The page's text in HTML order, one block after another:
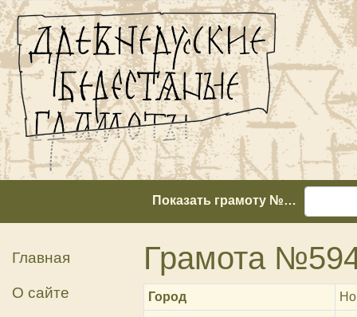
Показать грамоту №…
Главная
О сайте
Грамота
Город